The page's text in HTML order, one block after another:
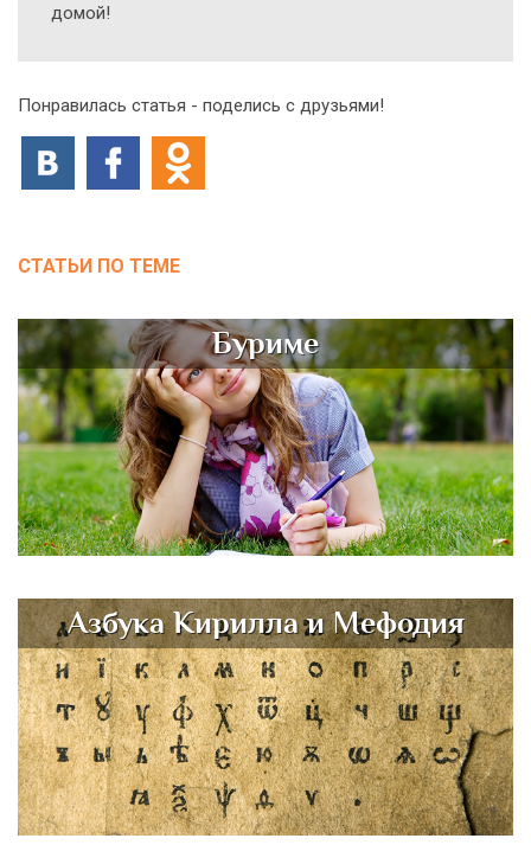
домой!
Понравилась статья - поделись с друзьями!
СТАТЬИ ПО ТЕМЕ
Буриме
Азбука Кирилла и Мефодия